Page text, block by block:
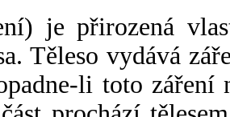
je přirozená
Těleso vydává
li toto záření